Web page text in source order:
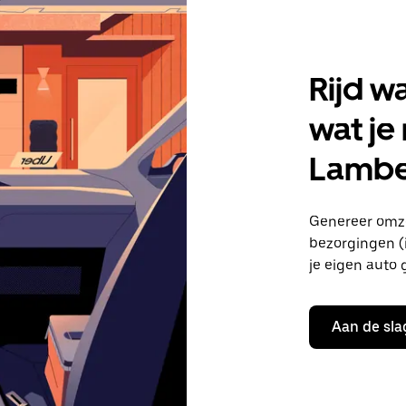
Rijd
wat je
Genereer
bezorgingen
je eigen auto
Aan de